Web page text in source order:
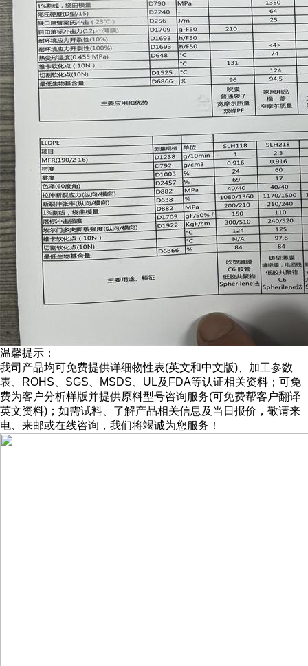
温馨提示：
我司产品均可免费提供详细物性表(英文和中文版)、加工参数
表、ROHS、SGS、MSDS、UL及FDA等认证相关资料；可免
费为客户分析样版并提供原料型号咨询服务(可免费帮客户翻译
英文资料)；如需试料、了解产品相关信息及当日报价，敬请来
电、来邮或在线咨询，我们将竭诚为您服务！